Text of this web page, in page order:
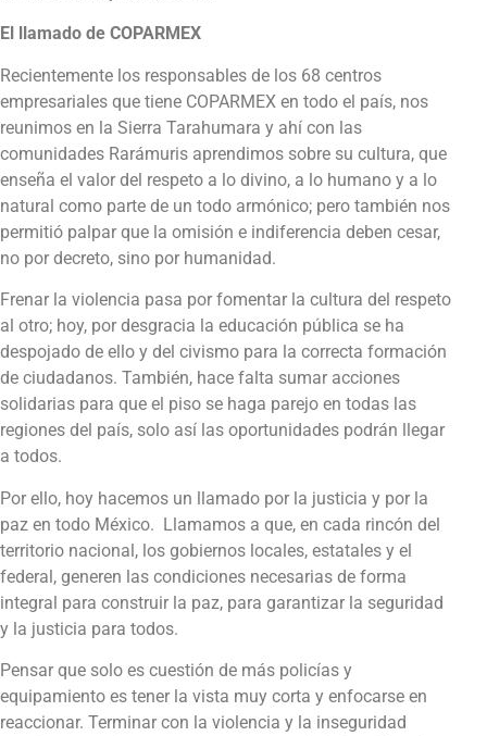
El llamado de COPARMEX
Recientemente los responsables de los 68 centros
empresariales que tiene COPARMEX en todo el país, nos
reunimos en la Sierra Tarahumara y ahí con las
comunidades Rarámuris aprendimos sobre su cultura, que
enseña el valor del respeto a lo divino, a lo humano y a lo
natural como parte de un todo armónico; pero también nos
permitió palpar que la omisión e indiferencia deben cesar,
no por decreto, sino por humanidad.
Frenar la violencia pasa por fomentar la cultura del respeto
al otro; hoy, por desgracia la educación pública se ha
despojado de ello y del civismo para la correcta formación
de ciudadanos. También, hace falta sumar acciones
solidarias para que el piso se haga parejo en todas las
regiones del país, solo así las oportunidades podrán llegar
a todos.
Por ello, hoy hacemos un llamado por la justicia y por la
paz en todo México. Llamamos a que, en cada rincón del
territorio nacional, los gobiernos locales, estatales y el
federal, generen las condiciones necesarias de forma
integral para construir la paz, para garantizar la seguridad
y la justicia para todos.
Pensar que solo es cuestión de más policías y
equipamiento es tener la vista muy corta y enfocarse en
reaccionar. Terminar con la violencia y la inseguridad